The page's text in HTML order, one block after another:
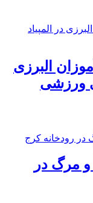
البرزی
ورزشی
و مرگ در